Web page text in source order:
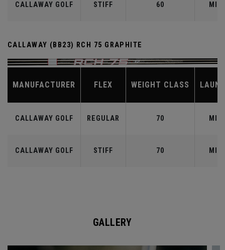
CALLAWAY GOLF STIFF 60 MID
CALLAWAY (BB23) RCH 75 GRAPHITE
MANUFACTURER FLEX WEIGHT CLASS
CALLAWAY GOLF REGULAR 70 MID
CALLAWAY GOLF STIFF 70 MID
GALLERY